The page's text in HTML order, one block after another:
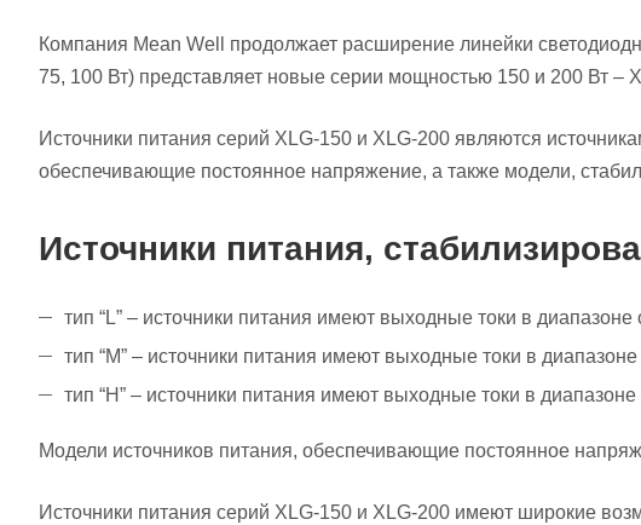
Компания Mean Well продолжает расширение линейки
75, 100 Вт) представляет новые серии мощностью 150 и 200 Вт –
Источники питания серий XLG-150 и XLG-200 являются
обеспечивающие постоянное напряжение, а также модели,
Источники питания,
тип “L” – источники питания имеют выходные токи в
тип “M” – источники питания имеют выходные токи в
тип “H” – источники питания имеют выходные токи в
Модели источников питания, обеспечивающие постоянное
Источники питания серий XLG-150 и XLG-200 имеют широкие